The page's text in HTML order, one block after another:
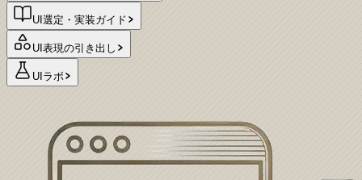
UI選定・実装ガイド
UI表現の引き出し
UIラボ